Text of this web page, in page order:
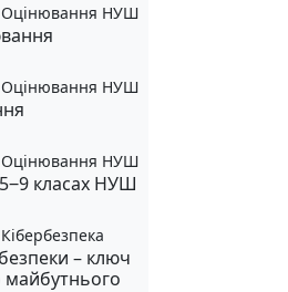
Оцінювання НУШ
Оцінювання НУШ
Оцінювання НУШ
класах НУШ
Кібербезпека
– ключ